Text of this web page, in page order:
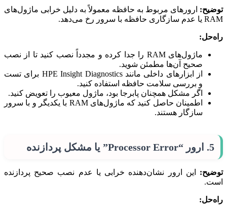
توضیح: ارورهای مربوط به حافظه معمولاً به دلیل خرابی ماژول‌های
RAM یا عدم سازگاری حافظه با سرور رخ می‌دهد.
راه‌حل:
ماژول‌های RAM را جدا کرده و مجدداً نصب کنید تا از نصب
صحیح آن‌ها مطمئن شوید.
از ابزارهای داخلی مانند HPE Insight Diagnostics برای تست
و بررسی سلامت حافظه استفاده کنید.
اگر مشکل همچنان پابرجا بود، ماژول معیوب را تعویض کنید.
اطمینان حاصل کنید که ماژول‌های RAM با یکدیگر و با سرور
سازگار هستند.
5. ارور “Processor Error” یا مشکل پردازنده
توضیح: این ارور نشان‌دهنده خرابی یا عدم نصب صحیح پردازنده
است.
راه‌حل: